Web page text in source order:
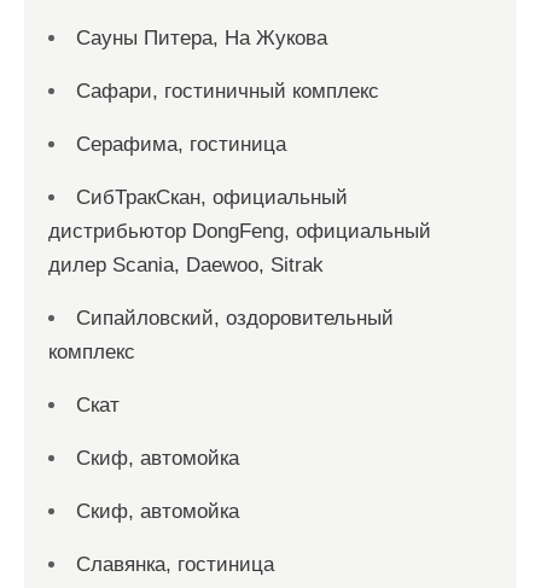
Сауны Питера, На Жукова
Сафари, гостиничный комплекс
Серафима, гостиница
СибТракСкан, официальный
дистрибьютор DongFeng, официальный
дилер Scania, Daewoo, Sitrak
Сипайловский, оздоровительный
комплекс
Скат
Скиф, автомойка
Скиф, автомойка
Славянка, гостиница